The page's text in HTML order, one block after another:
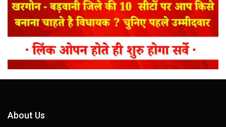
About Us